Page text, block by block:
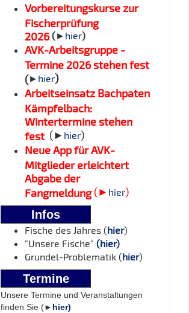
Vorbereitungskurse zur
Fischerprüfung
2026 (► hier)
AVK-Arbeitsgruppe -
Termine 2026 stehen fest
(► hier)
Arbeitseinsatz Bachpaten
Kämpfelbach:
Wintertermine stehen
fest (► hier)
Neue App für AVK-
Mitglieder erleichtert
Abgabe der
Fangmeldung (► hier)
Infos
Fische des Jahres (hier)
"Unsere Fische" (hier)
Grundel-Problematik (hier)
Termine
Unsere Termine und Veranstaltungen
finden Sie (► hier)